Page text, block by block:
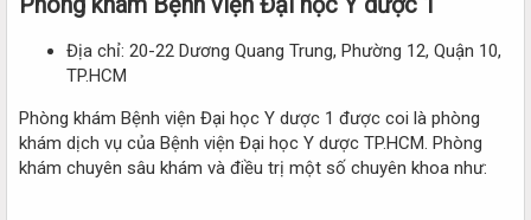
Địa chỉ: 20-22 Dương Quang Trung, Phường 12, Quận 10,
TP.HCM
Phòng khám Bệnh viện Đại học Y dược 1 được coi là phòng
khám dịch vụ của Bệnh viện Đại học Y dược TP.HCM. Phòng
khám chuyên sâu khám và điều trị một số chuyên khoa như: